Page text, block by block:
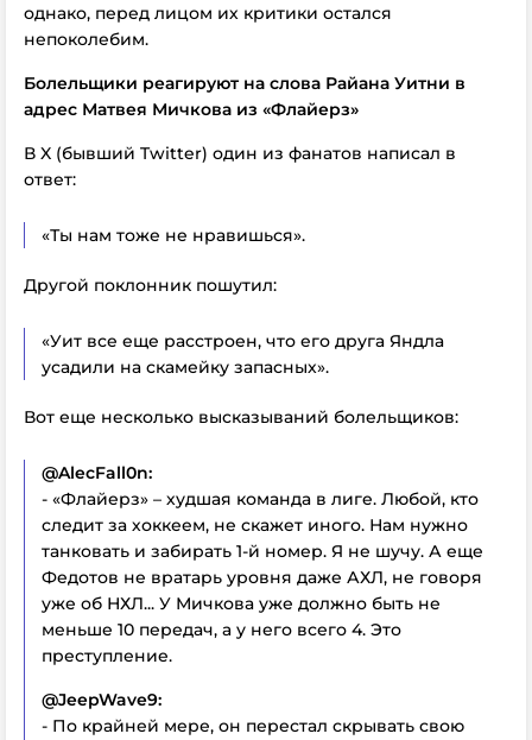
однако, перед лицом их критики остался
непоколебим.
Болельщики реагируют на слова Райана Уитни в
адрес Матвея Мичкова из «Флайерз»
В X (бывший Twitter) один из фанатов написал в
ответ:
«Ты нам тоже не нравишься».
Другой поклонник пошутил:
«Уит все еще расстроен, что его друга Яндла
усадили на скамейку запасных».
Вот еще несколько высказываний болельщиков:
@AlecFall0n:
- «Флайерз» – худшая команда в лиге. Любой, кто
следит за хоккеем, не скажет иного. Нам нужно
танковать и забирать 1-й номер. Я не шучу. А еще
Федотов не вратарь уровня даже АХЛ, не говоря
уже об НХЛ... У Мичкова уже должно быть не
меньше 10 передач, а у него всего 4. Это
преступление.
@JeepWave9:
- По крайней мере, он перестал скрывать свою